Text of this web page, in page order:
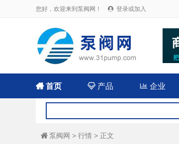
您好，欢迎来到泵阀网！  登录或加入
首页  产品 企业
 泵阀网 > 行情 > 正文